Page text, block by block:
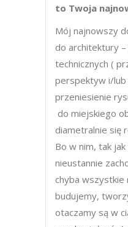
to Twoja
Mój najnowszy
do architektury
technicznych (
perspektyw i/lub
przeniesienie
do miejskiego
diametralnie się
Bo w nim, tak
nieustannie
chyba wszystkie
budujemy,
otaczamy są w